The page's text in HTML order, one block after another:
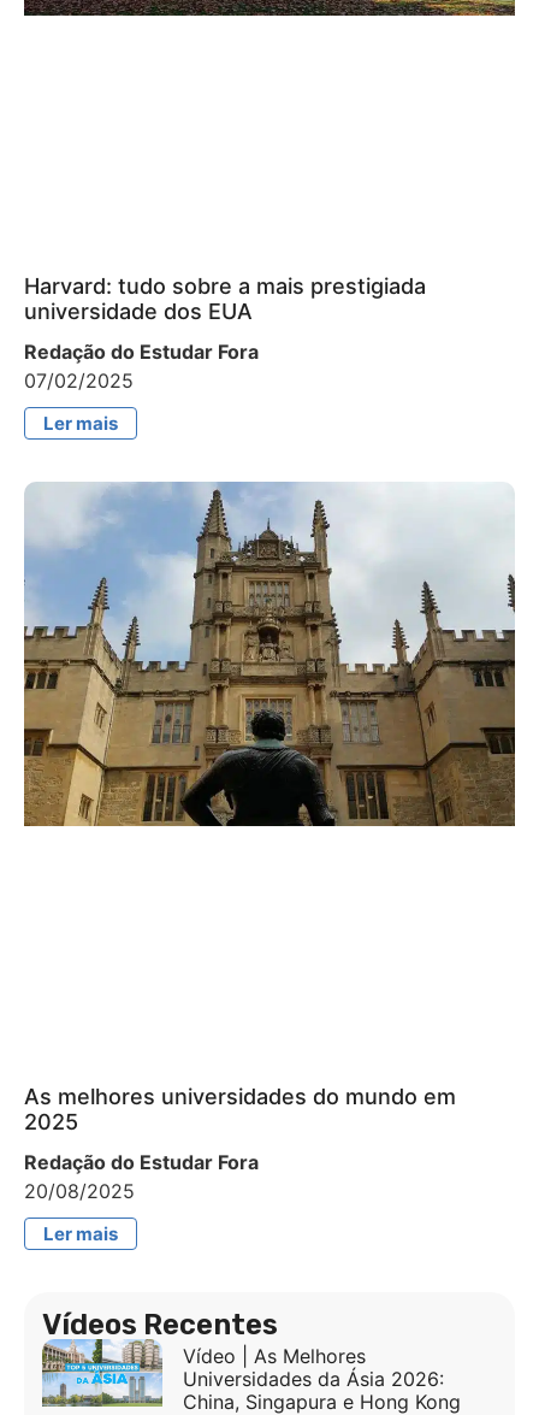
Harvard: tudo sobre a mais prestigiada
universidade dos EUA
Redação do Estudar Fora
07/02/2025
Ler mais
As melhores universidades do mundo em
2025
Redação do Estudar Fora
20/08/2025
Ler mais
Vídeos Recentes
Vídeo | As Melhores
Universidades da Ásia 2026:
China, Singapura e Hong Kong